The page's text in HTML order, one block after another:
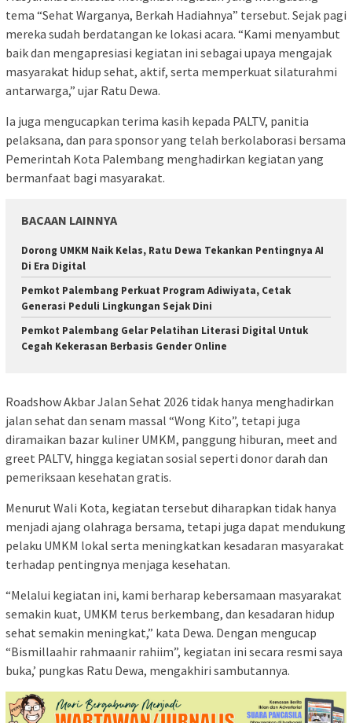
tema “Sehat Warganya, Berkah Hadiahnya” tersebut. Sejak pagi
mereka sudah berdatangan ke lokasi acara. “Kami menyambut
baik dan mengapresiasi kegiatan ini sebagai upaya mengajak
masyarakat hidup sehat, aktif, serta memperkuat silaturahmi
antarwarga,” ujar Ratu Dewa.
Ia juga mengucapkan terima kasih kepada PALTV, panitia
pelaksana, dan para sponsor yang telah berkolaborasi bersama
Pemerintah Kota Palembang menghadirkan kegiatan yang
bermanfaat bagi masyarakat.
BACAAN LAINNYA
Dorong UMKM Naik Kelas, Ratu Dewa Tekankan Pentingnya AI
Di Era Digital
Pemkot Palembang Perkuat Program Adiwiyata, Cetak
Generasi Peduli Lingkungan Sejak Dini
Pemkot Palembang Gelar Pelatihan Literasi Digital Untuk
Cegah Kekerasan Berbasis Gender Online
Roadshow Akbar Jalan Sehat 2026 tidak hanya menghadirkan
jalan sehat dan senam massal “Wong Kito”, tetapi juga
diramaikan bazar kuliner UMKM, panggung hiburan, meet and
greet PALTV, hingga kegiatan sosial seperti donor darah dan
pemeriksaan kesehatan gratis.
Menurut Wali Kota, kegiatan tersebut diharapkan tidak hanya
menjadi ajang olahraga bersama, tetapi juga dapat mendukung
pelaku UMKM lokal serta meningkatkan kesadaran masyarakat
terhadap pentingnya menjaga kesehatan.
“Melalui kegiatan ini, kami berharap kebersamaan masyarakat
semakin kuat, UMKM terus berkembang, dan kesadaran hidup
sehat semakin meningkat,” kata Dewa. Dengan mengucap
“Bismillaahir rahmaanir rahiim”, kegiatan ini secara resmi saya
buka,’ pungkas Ratu Dewa, mengakhiri sambutannya.